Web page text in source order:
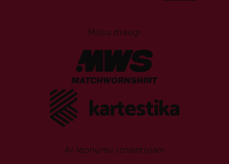
Mūsu draugi
Ar lepnumu izmantojam